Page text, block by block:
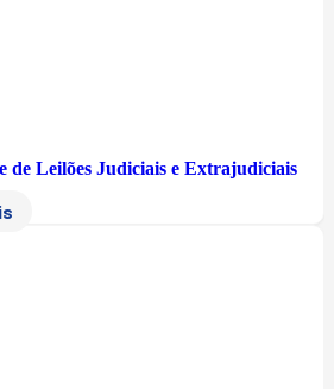
de Leilões Judiciais e Extrajudiciais